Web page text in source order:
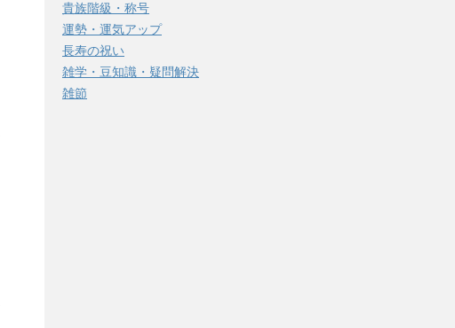
貴族階級・称号
運勢・運気アップ
長寿の祝い
雑学・豆知識・疑問解決
雑節